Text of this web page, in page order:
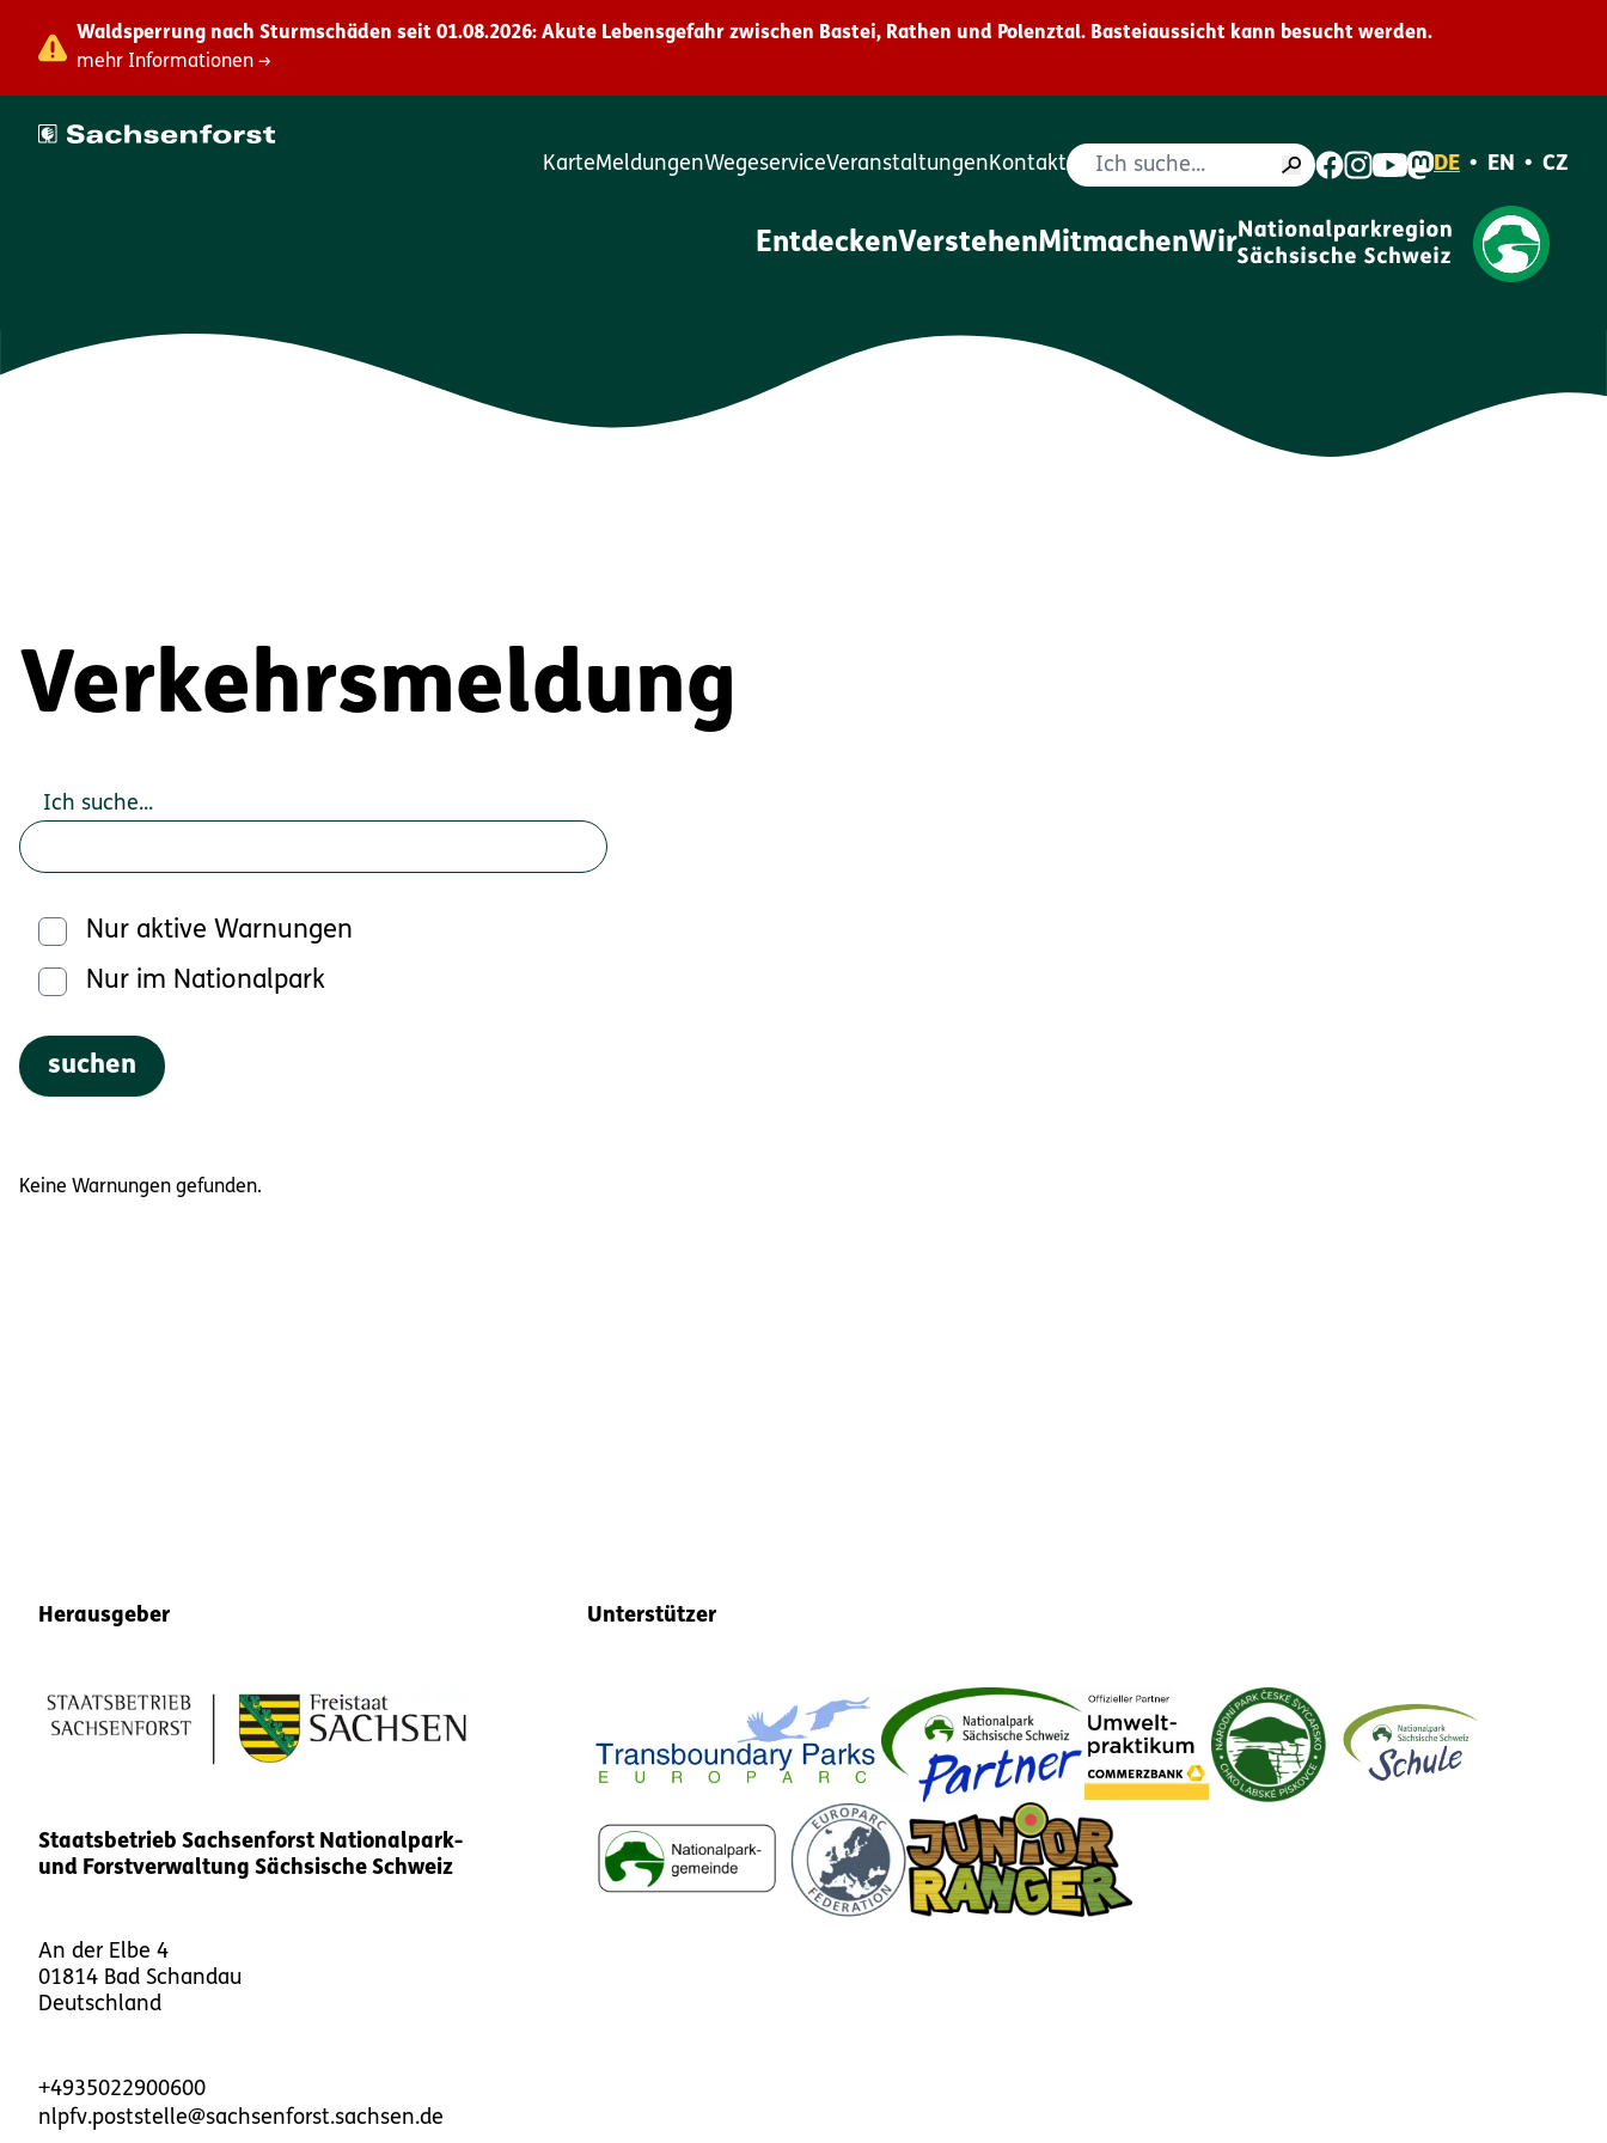
Waldsperrung nach Sturmschäden seit 01.08.2026: Akute Lebensgefahr zwischen Bastei, Rathen und Polenztal. Basteiaussicht kann besucht werden.
mehr Informationen →
KarteMeldungenWegeserviceVeranstaltungenKontaktSuche DE • EN • CZ
EntdeckenVerstehenMitmachenWir
Verkehrsmeldung
Ich suche...
Nur aktive Warnungen
Nur im Nationalpark
suchen
Keine Warnungen gefunden.
Herausgeber
Staatsbetrieb Sachsenforst Nationalpark-
und Forstverwaltung Sächsische Schweiz
An der Elbe 4
01814 Bad Schandau
Deutschland
+4935022900600
nlpfv.poststelle@sachsenforst.sachsen.de
Unterstützer